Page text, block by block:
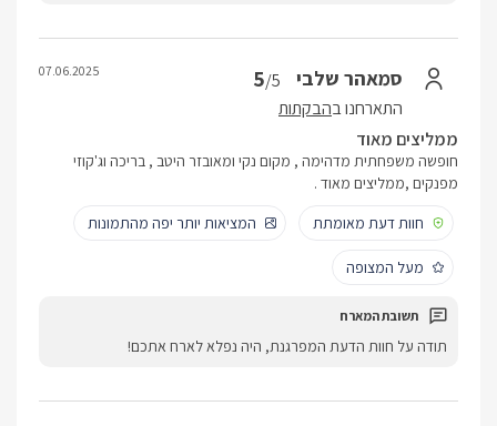
סמאהר שלבי 5/5
התארחנו בהבקתות
07.06.2025
ממליצים מאוד
חופשה משפחתית מדהימה , מקום נקי ומאובזר היטב , בריכה וג'קוזי
מפנקים ,ממליצים מאוד .
חוות דעת מאומתת
המציאות יותר יפה מהתמונות
מעל המצופה
תודה על חוות הדעת המפרגנת, היה נפלא לארח אתכם!